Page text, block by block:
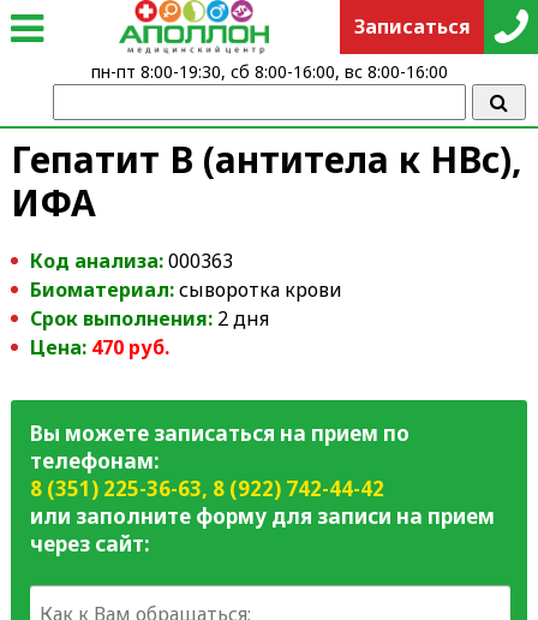
Гепатит В (антитела к НВc),
ИФА
Код анализа:000363
Биоматериал:сыворотка крови
Срок выполнения:2 дня
Цена: 470 руб.
Вы можете записаться на прием по
телефонам:
8 (351) 225-36-63, 8 (922) 742-44-42
или заполните форму для записи на прием
через сайт:
Записаться
пн-пт 8:00-19:30, сб 8:00-16:00, вс 8:00-16:00